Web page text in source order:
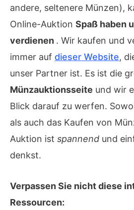
andere, seltenere Münzen),
Online-Auktion Spaß haben
verdienen . Wir kaufen und
immer auf dieser Website,
unser Partner ist. Es ist die
Münzauktionsseite und wir
Blick darauf zu werfen.
als auch das Kaufen von
Auktion ist spannend und
denkst.
Verpassen Sie nicht diese
Ressourcen: